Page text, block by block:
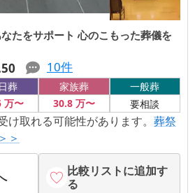
たをサポート 心のこもった葬儀を
10件
葬
万〜
家族葬
30.8万〜
一般葬
要相談
け取れる可能性があります。 葬祭
＞
比較リストに追加す
る